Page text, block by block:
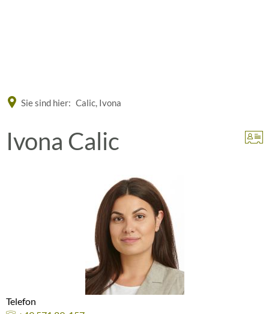
Sie sind hier: Calic, Ivona
Ivona Calic
Telefon